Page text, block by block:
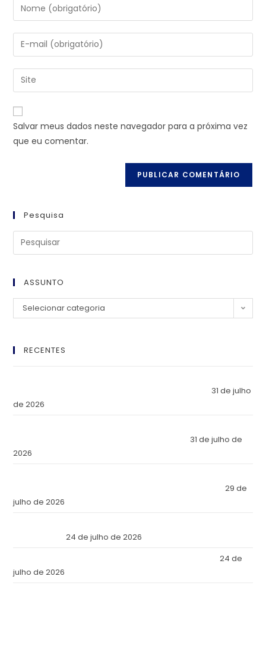
Salvar meus dados neste navegador para a próxima vez
que eu comentar.
Pesquisa
ASSUNTO
Selecionar categoria
RECENTES
31 de julho
de 2026
31 de julho de
2026
29 de
julho de 2026
24 de julho de 2026
24 de
julho de 2026